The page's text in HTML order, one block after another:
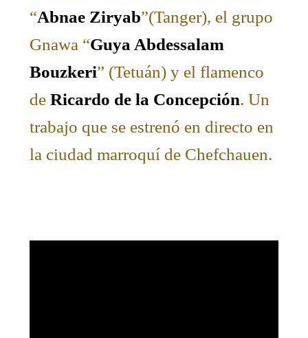
“Abnae Ziryab”(Tanger), el grupo
Gnawa “Guya Abdessalam
Bouzkeri” (Tetuán) y el flamenco
de Ricardo de la Concepción. Un
trabajo que se estrenó en directo en
la ciudad marroquí de Chefchauen.